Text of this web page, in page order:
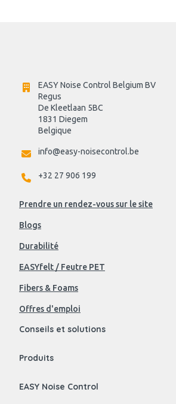
EASY Noise Control Belgium BV
Regus
De Kleetlaan 5BC
1831 Diegem
Belgique
info@easy-noisecontrol.be
+32 27 906 199
Prendre un rendez-vous sur le site
Blogs
Durabilité
EASYfelt / Feutre PET
Fibers & Foams
Offres d'emploi
Conseils et solutions
Produits
EASY Noise Control